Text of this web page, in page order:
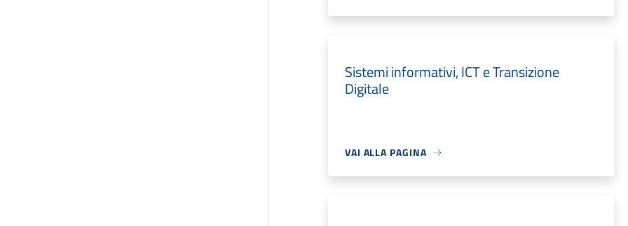
Sistemi informativi, ICT e Transizione
Digitale
VAI ALLA PAGINA